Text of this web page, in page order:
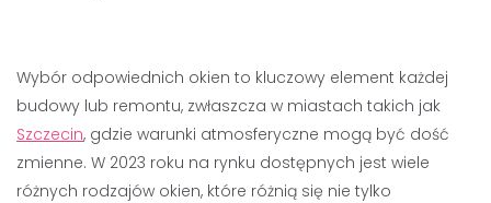
Wybór odpowiednich okien to kluczowy element każdej
budowy lub remontu, zwłaszcza w miastach takich jak
Szczecin, gdzie warunki atmosferyczne mogą być dość
zmienne. W 2023 roku na rynku dostępnych jest wiele
różnych rodzajów okien, które różnią się nie tylko